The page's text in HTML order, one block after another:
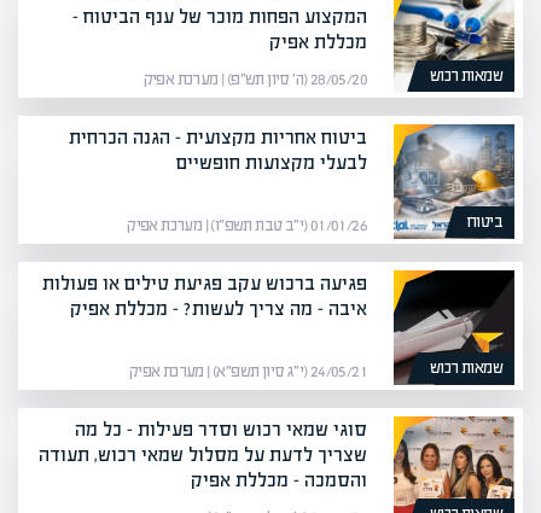
שמאות רכוש
המקצוע הפחות מוכר של ענף הביטוח –
מכללת אפיק
28/05/20 (ה׳ סיון תש״פ) | מערכת אפיק
ביטוח
ביטוח אחריות מקצועית – הגנה הכרחית
לבעלי מקצועות חופשיים
01/01/26 (י״ב טבת תשפ״ו) | מערכת אפיק
שמאות רכוש
פגיעה ברכוש עקב פגיעת טילים או פעולות
איבה – מה צריך לעשות? – מכללת אפיק
24/05/21 (י״ג סיון תשפ״א) | מערכת אפיק
סוגי שמאי רכוש וסדר פעילות – כל מה
שצריך לדעת על מסלול שמאי רכוש, תעודה
והסמכה – מכללת אפיק